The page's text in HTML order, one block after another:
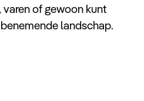
of gewoon kunt
landschap.